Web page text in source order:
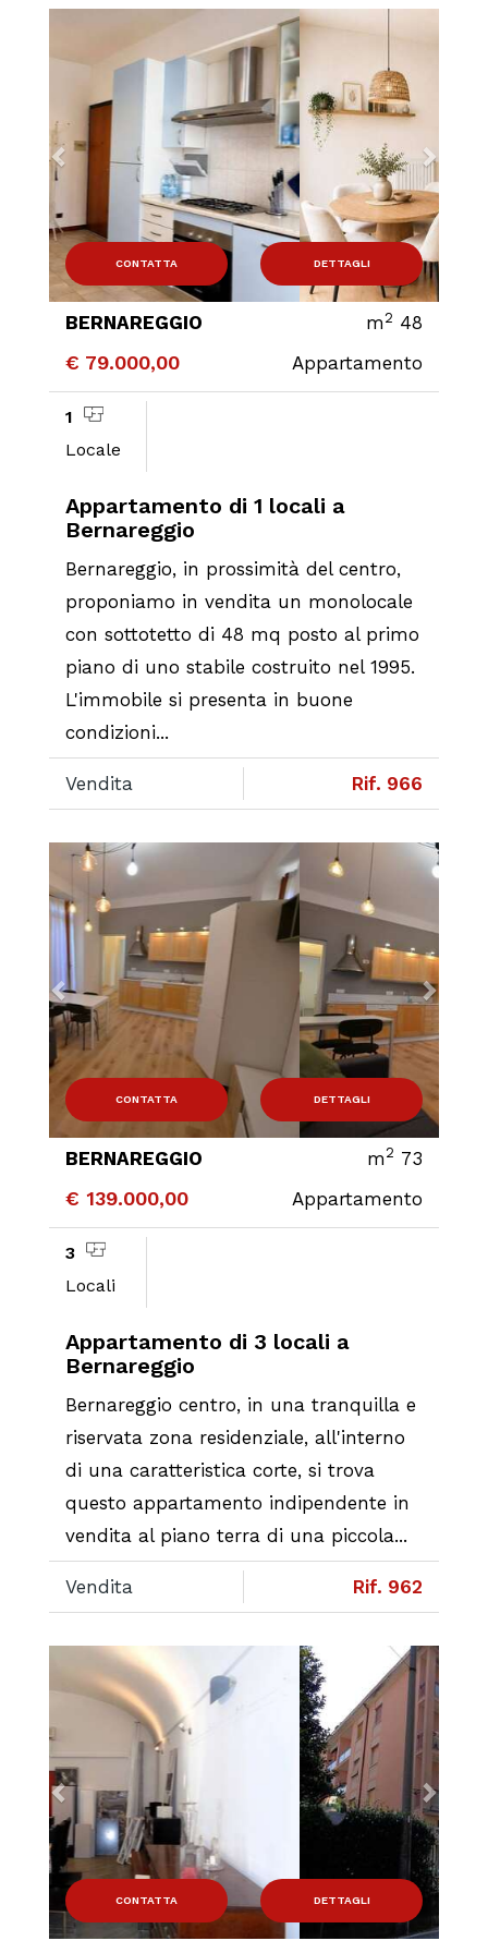
CONTATTA DETTAGLI
BERNAREGGIO m2 48
€ 79.000,00 Appartamento
1
Locale
Appartamento di 1 locali a
Bernareggio
Bernareggio, in prossimità del centro,
proponiamo in vendita un monolocale
con sottotetto di 48 mq posto al primo
piano di uno stabile costruito nel 1995.
L'immobile si presenta in buone
condizioni...
Vendita Rif. 966
Previous Next
CONTATTA DETTAGLI
BERNAREGGIO m2 73
€ 139.000,00 Appartamento
3
Locali
Appartamento di 3 locali a
Bernareggio
Bernareggio centro, in una tranquilla e
riservata zona residenziale, all'interno
di una caratteristica corte, si trova
questo appartamento indipendente in
vendita al piano terra di una piccola...
Vendita Rif. 962
Previous Next
CONTATTA DETTAGLI